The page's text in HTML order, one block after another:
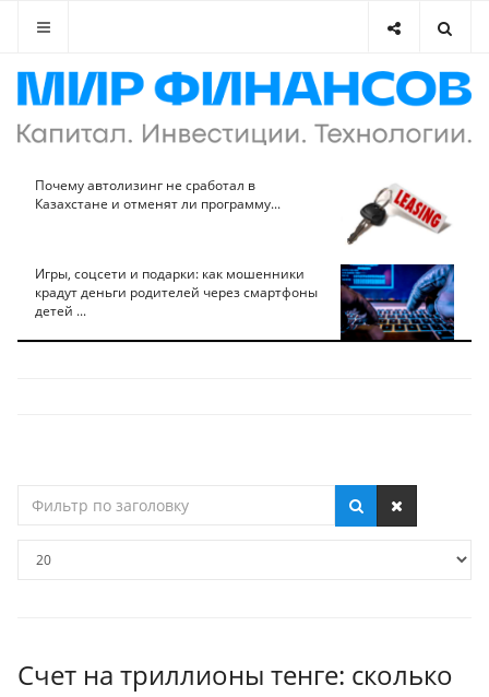
Почему автолизинг не сработал в
Казахстане и отменят ли программу...
Игры, соцсети и подарки: как мошенники
крадут деньги родителей через смартфоны
детей ...
по
Счет на триллионы тенге: сколько